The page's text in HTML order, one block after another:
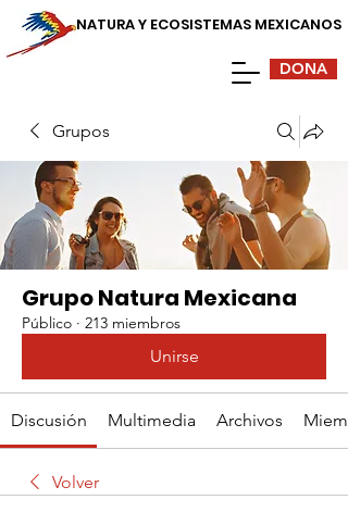
NATURA Y ECOSISTEMAS MEXICANOS
DONA
Grupos
Grupo Natura Mexicana
Público · 213 miembros
Unirse
Discusión Multimedia Archivos
Volver